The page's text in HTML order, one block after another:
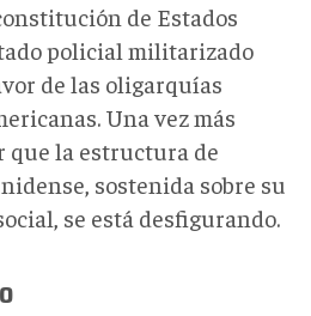
de Estados
policial militarizado
de las oligarquías
Una vez más
que la estructura de
sostenida sobre su
se está desfigurando.